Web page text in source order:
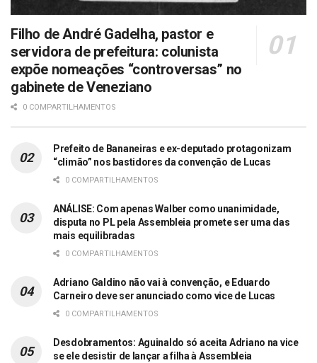
Filho de André Gadelha, pastor e
servidora de prefeitura: colunista
expõe nomeações “controversas” no
gabinete de Veneziano
0 COMPARTILHAMENTOS
Prefeito de Bananeiras e ex-deputado protagonizam
“climão” nos bastidores da convenção de Lucas
0 COMPARTILHAMENTOS
ANÁLISE: Com apenas Walber como unanimidade,
disputa no PL pela Assembleia promete ser uma das
mais equilibradas
0 COMPARTILHAMENTOS
Adriano Galdino não vai à convenção, e Eduardo
Carneiro deve ser anunciado como vice de Lucas
0 COMPARTILHAMENTOS
Desdobramentos: Aguinaldo só aceita Adriano na vice
se ele desistir de lançar a filha à Assembleia